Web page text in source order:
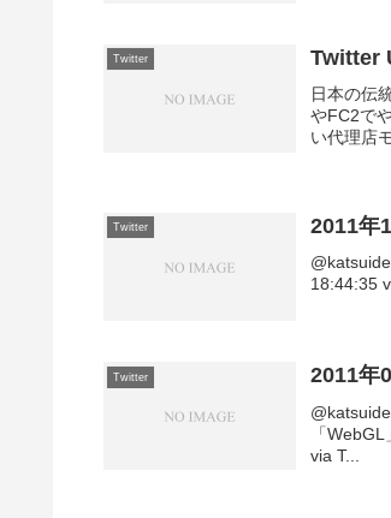
Twitter Twitter
日本の伝
やFC2で
い代理店
Twitter 2011年
18:44:35
Twitter 2011年
「
via T...